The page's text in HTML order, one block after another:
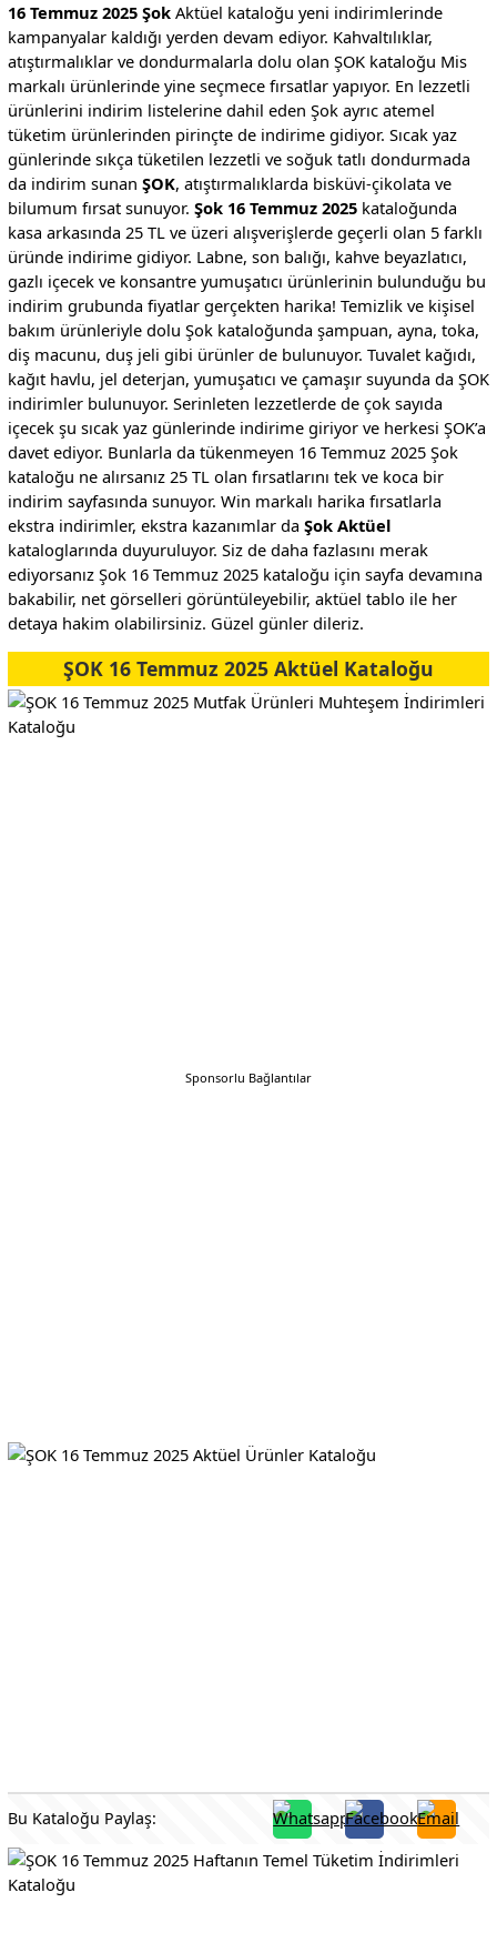
16 Temmuz 2025 ŞokAktüel kataloğu yeni indirimlerinde
kampanyalar kaldığı yerden devam ediyor. Kahvaltılıklar,
atıştırmalıklar ve dondurmalarla dolu olan ŞOK kataloğu Mis
markalı ürünlerinde yine seçmece fırsatlar yapıyor. En lezzetli
ürünlerini indirim listelerine dahil eden Şok ayrıc atemel
tüketim ürünlerinden pirinçte de indirime gidiyor. Sıcak yaz
günlerinde sıkça tüketilen lezzetli ve soğuk tatlı dondurmada
da indirim sunan ŞOK, atıştırmalıklarda bisküvi-çikolata ve
bilumum fırsat sunuyor. Şok 16 Temmuz 2025kataloğunda
kasa arkasında 25 TL ve üzeri alışverişlerde geçerli olan 5 farklı
üründe indirime gidiyor. Labne, son balığı, kahve beyazlatıcı,
gazlı içecek ve konsantre yumuşatıcı ürünlerinin bulunduğu bu
indirim grubunda fiyatlar gerçekten harika! Temizlik ve kişisel
bakım ürünleriyle dolu Şok kataloğunda şampuan, ayna, toka,
diş macunu, duş jeli gibi ürünler de bulunuyor. Tuvalet kağıdı,
kağıt havlu, jel deterjan, yumuşatıcı ve çamaşır suyunda da ŞOK
indirimler bulunuyor. Serinleten lezzetlerde de çok sayıda
içecek şu sıcak yaz günlerinde indirime giriyor ve herkesi ŞOK’a
davet ediyor. Bunlarla da tükenmeyen 16 Temmuz 2025 Şok
kataloğu ne alırsanız 25 TL olan fırsatlarını tek ve koca bir
indirim sayfasında sunuyor. Win markalı harika fırsatlarla
ekstra indirimler, ekstra kazanımlar da Şok Aktüel
kataloglarında duyuruluyor. Siz de daha fazlasını merak
ediyorsanız Şok 16 Temmuz 2025 kataloğu için sayfa devamına
bakabilir, net görselleri görüntüleyebilir, aktüel tablo ile her
detaya hakim olabilirsiniz. Güzel günler dileriz.
ŞOK 16 Temmuz 2025 Aktüel Kataloğu
Sponsorlu Bağlantılar
Bu Kataloğu Paylaş: